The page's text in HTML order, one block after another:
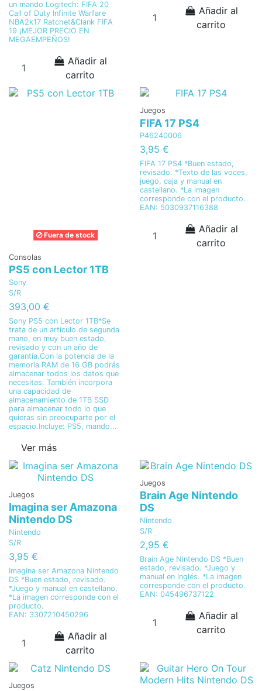
un mando Logitech: FIFA 20
Call of Duty Infinite Warfare
NBA2k17 Ratchet&Clank FIFA
19 ¡MEJOR PRECIO EN
MEGAEMPEÑOS!
Añadir al
carrito
Añadir al
carrito
Fuera de stock
Consolas
PS5 con Lector 1TB
Sony
S/R
393,00 €
Sony PS5 con Lector 1TB*Se
trata de un artículo de segunda
mano, en muy buen estado,
revisado y con un año de
garantía.Con la potencia de la
memoria RAM de 16 GB podrás
almacenar todos los datos que
necesitas. También incorpora
una capacidad de
almacenamiento de 1TB SSD
para almacenar todo lo que
quieras sin preocuparte por el
espacio.Incluye: PS5, mando...
Ver más
Juegos
FIFA 17 PS4
P46240006
3,95 €
FIFA 17 PS4 *Buen estado,
revisado. *Texto de las voces,
juego, caja y manual en
castellano. *La imagen
corresponde con el producto.
EAN: 5030937116388
Añadir al
carrito
Juegos
Imagina ser Amazona
Nintendo DS
Nintendo
S/R
3,95 €
Imagina ser Amazona Nintendo
DS *Buen estado, revisado.
*Juego y manual en castellano.
*La imagen corresponde con el
producto.
EAN: 3307210450296
Añadir al
carrito
Juegos
Brain Age Nintendo
DS
Nintendo
S/R
2,95 €
Brain Age Nintendo DS *Buen
estado, revisado. *Juego y
manual en inglés. *La imagen
corresponde con el producto.
EAN: 045496737122
Añadir al
carrito
Juegos